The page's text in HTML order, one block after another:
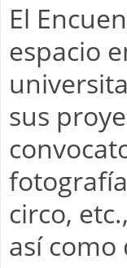
El
espacio
sus
circo,
así como